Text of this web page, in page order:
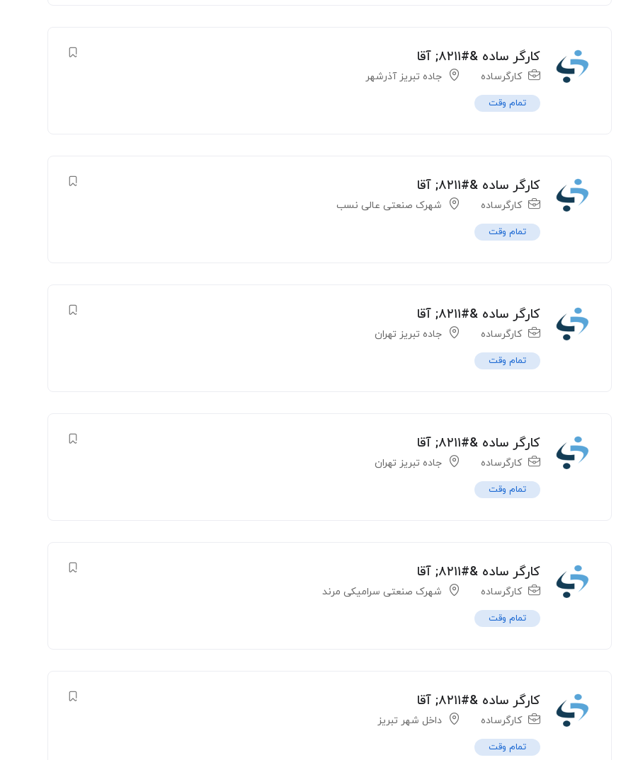
کارگر ساده &#۸۲۱۱; آقا
کارگرساده جاده تبریز آذرشهر
تمام وقت
کارگر ساده &#۸۲۱۱; آقا
کارگرساده شهرک صنعتی عالی نسب
تمام وقت
کارگر ساده &#۸۲۱۱; آقا
کارگرساده جاده تبریز تهران
تمام وقت
کارگر ساده &#۸۲۱۱; آقا
کارگرساده جاده تبریز تهران
تمام وقت
کارگر ساده &#۸۲۱۱; آقا
کارگرساده شهرک صنعتی سرامیکی مرند
تمام وقت
کارگر ساده &#۸۲۱۱; آقا
کارگرساده داخل شهر تبریز
تمام وقت